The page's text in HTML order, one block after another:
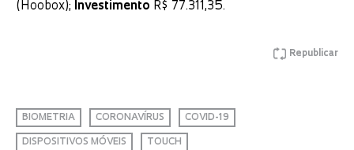
(Hoobox); Investimento R$ 77.311,35.
Republicar
BIOMETRIA CORONAVÍRUS COVID-19
DISPOSITIVOS MÓVEIS TOUCH